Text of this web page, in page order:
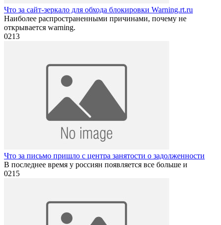
Что за сайт-зеркало для обхода блокировки Warning.rt.ru
Наиболее распространенными причинами, почему не
открывается warning.
0213
Что за письмо пришло с центра занятости о задолженности
В последнее время у россиян появляется все больше и
0215